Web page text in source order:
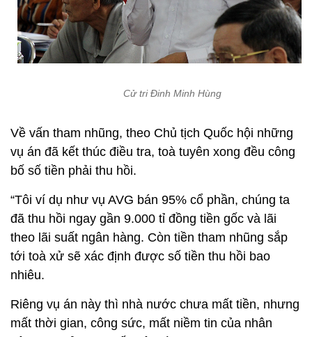
Cử tri Đinh Minh Hùng
Về vấn tham nhũng, theo Chủ tịch Quốc hội những
vụ án đã kết thúc điều tra, toà tuyên xong đều công
bố số tiền phải thu hồi.
“Tôi ví dụ như vụ AVG bán 95% cổ phần, chúng ta
đã thu hồi ngay gần 9.000 tỉ đồng tiền gốc và lãi
theo lãi suất ngân hàng. Còn tiền tham nhũng sắp
tới toà xử sẽ xác định được số tiền thu hồi bao
nhiêu.
Riêng vụ án này thì nhà nước chưa mất tiền, nhưng
mất thời gian, công sức, mất niềm tin của nhân